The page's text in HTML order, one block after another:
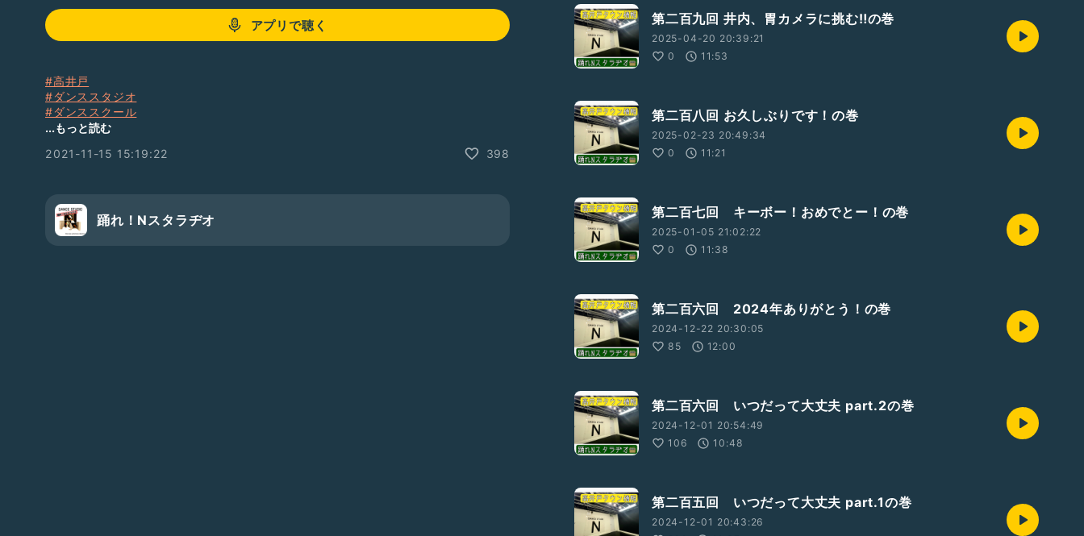
アプリで聴く
#高井戸
#ダンススタジオ
#ダンススクール
#ダンス
#木谷将紀
#ダパンプ
#ダンサー
#スポーツクラブ
...もっと読む
2021-11-15 15:19:22
398
踊れ！Nスタラヂオ
第二百九回 井内、胃カメラに挑む‼️の巻
2025-04-20 20:39:21
0
11:53
第二百八回 お久しぶりです！の巻
2025-02-23 20:49:34
0
11:21
第二百七回 キーボー！おめでとー！の巻
2025-01-05 21:02:22
0
11:38
第二百六回 2024年ありがとう！の巻
2024-12-22 20:30:05
85
12:00
第二百六回 いつだって大丈夫 part.2の巻
2024-12-01 20:54:49
106
10:48
第二百五回 いつだって大丈夫 part.1の巻
2024-12-01 20:43:26